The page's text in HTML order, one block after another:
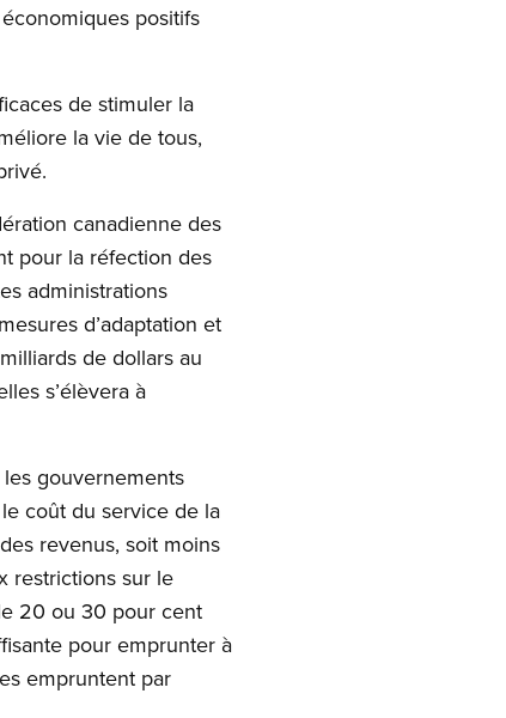
positifs
de stimuler la
la vie de tous,
canadienne des
pour la réfection des
administrations
d’adaptation et
de dollars au
s’élèvera à
gouvernements
coût du service de la
revenus, soit moins
restrictions sur le
20 ou 30 pour cent
pour emprunter à
empruntent par